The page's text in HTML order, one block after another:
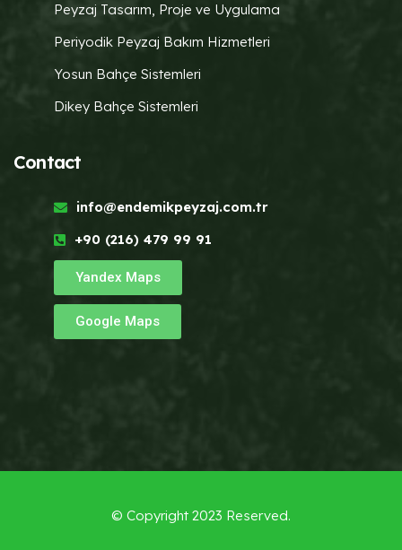
Peyzaj Tasarım, Proje ve Uygulama
Periyodik Peyzaj Bakım Hizmetleri
Yosun Bahçe Sistemleri
Dikey Bahçe Sistemleri
Contact
info@endemikpeyzaj.com.tr
+90 (216) 479 99 91
Yandex Maps
Google Maps
© Copyright 2023 Reserved.